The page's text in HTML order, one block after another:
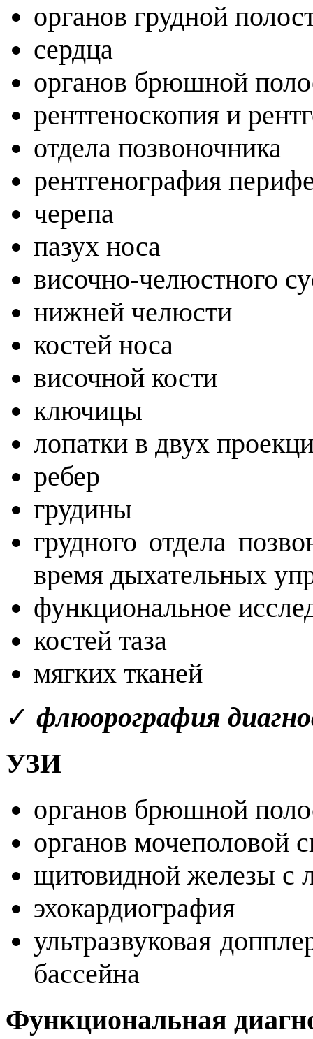
органов грудной
сердца
органов брюшной
рентгеноскопия и
отдела позвоночника
рентгенография
черепа
пазух носа
височно-челюстного
нижней челюсти
костей носа
височной кости
ключицы
лопатки в двух
ребер
грудины
грудного отдела
время дыхательных
функциональное
костей таза
мягких тканей
✓ флюорография
УЗИ
органов брюшной
органов мочеполовой
щитовидной железы с
эхокардиография
ультразвуковая
бассейна
Функциональная